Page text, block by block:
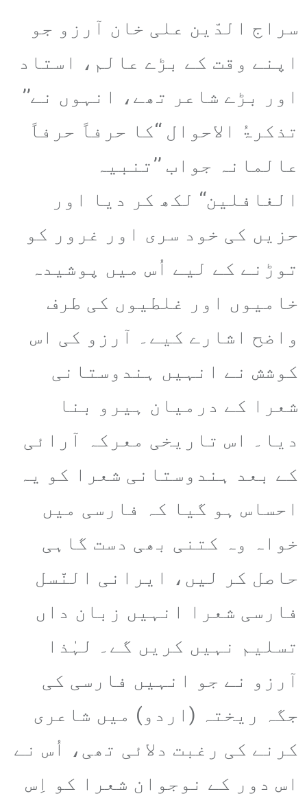
سراج الدّین علی خان آرزو جو
اپنے وقت کے بڑے عالم، استاد
اور بڑے شاعر تھے، انہوں نے’’
تذکرۃُ الاحوال ‘‘کا حرفاً حرفاً
عالمانہ جواب ’’تنبیہ
الغافلین‘‘ لکھ کر دیا اور
حزیں کی خود سری اور غرور کو
توڑنے کے لیے اُس میں پوشیدہ
خامیوں اور غلطیوں کی طرف
واضح اشارے کیے۔ آرزو کی اس
کوشش نے انہیں ہندوستانی
شعرا کے درمیان ہیرو بنا
دیا۔ اس تاریخی معرکہ آرائی
کے بعد ہندوستانی شعرا کو یہ
احساس ہو گیا کہ فارسی میں
خواہ وہ کتنی بھی دست گاہی
حاصل کر لیں، ایرانی النّسل
فارسی شعرا انہیں زبان داں
تسلیم نہیں کریں گے۔ لہٰذا
آرزو نے جو انہیں فارسی کی
جگہ ریختہ (اردو) میں شاعری
کرنے کی رغبت دلائی تھی، اُس نے
اس دور کے نوجوان شعرا کو اِس